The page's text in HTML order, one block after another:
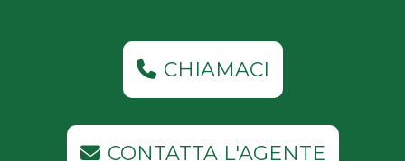
CHIAMACI
CONTATTA L'AGENTE